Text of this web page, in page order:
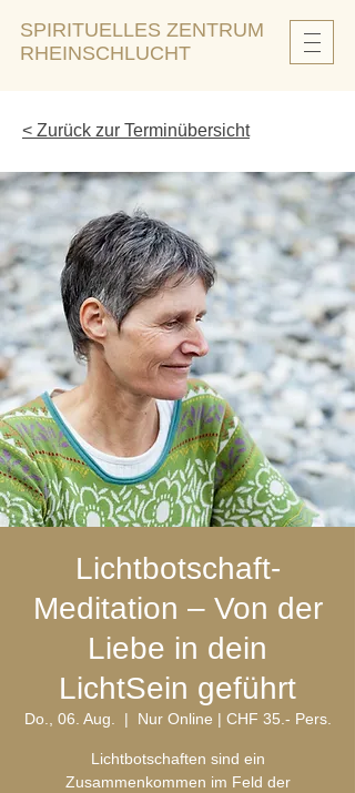
SPIRITUELLES ZENTRUM
RHEINSCHLUCHT
< Zurück zur Terminübersicht
Lichtbotschaft-
Meditation – Von der
Liebe in dein
LichtSein geführt
Do., 06. Aug.
  |
Nur Online | CHF 35.- Pers.
Lichtbotschaften sind ein
Zusammenkommen im Feld der